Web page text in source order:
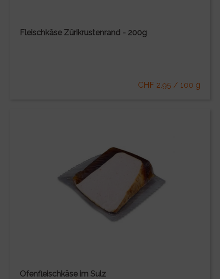
Fleischkäse Zürikrustenrand - 200g
CHF 2.95 / 100 g
Ofenfleischkäse im Sulz